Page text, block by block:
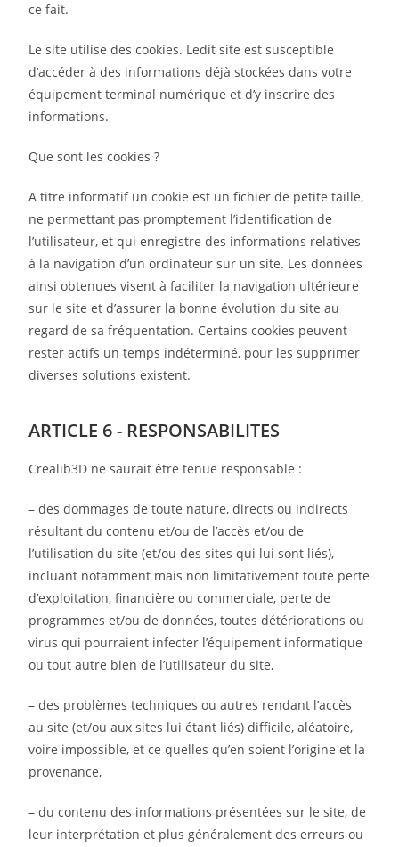
ce fait.
Le site utilise des cookies. Ledit site est susceptible
d’accéder à des informations déjà stockées dans votre
équipement terminal numérique et d’y inscrire des
informations.
Que sont les cookies ?
A titre informatif un cookie est un fichier de petite taille,
ne permettant pas promptement l’identification de
l’utilisateur, et qui enregistre des informations relatives
à la navigation d’un ordinateur sur un site. Les données
ainsi obtenues visent à faciliter la navigation ultérieure
sur le site et d’assurer la bonne évolution du site au
regard de sa fréquentation. Certains cookies peuvent
rester actifs un temps indéterminé, pour les supprimer
diverses solutions existent.
ARTICLE 6 - RESPONSABILITES
Crealib3D ne saurait être tenue responsable :
– des dommages de toute nature, directs ou indirects
résultant du contenu et/ou de l’accès et/ou de
l’utilisation du site (et/ou des sites qui lui sont liés),
incluant notamment mais non limitativement toute perte
d’exploitation, financière ou commerciale, perte de
programmes et/ou de données, toutes détériorations ou
virus qui pourraient infecter l’équipement informatique
ou tout autre bien de l’utilisateur du site,
– des problèmes techniques ou autres rendant l’accès
au site (et/ou aux sites lui étant liés) difficile, aléatoire,
voire impossible, et ce quelles qu’en soient l’origine et la
provenance,
– du contenu des informations présentées sur le site, de
leur interprétation et plus généralement des erreurs ou